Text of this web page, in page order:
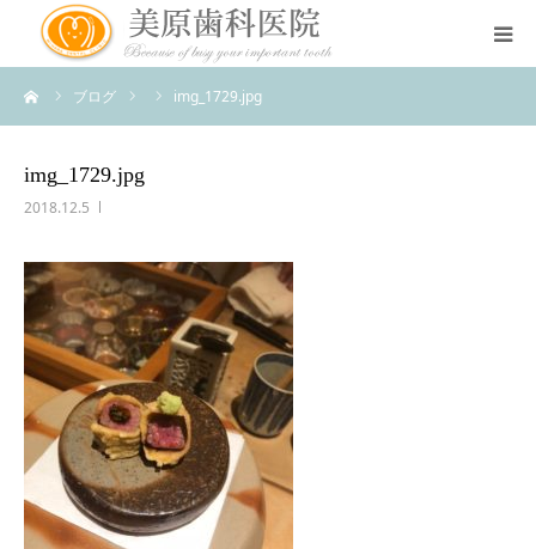
ブログ img_1729.jpg
img_1729.jpg
2018.12.5
医院のコンセプト
診療案内
アクセス
スタッフ紹介
スタッフブログ